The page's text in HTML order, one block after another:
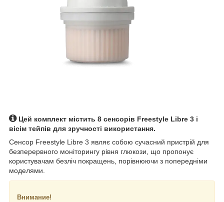
Цей комплект містить 8 сенсорів Freestyle Libre 3 і
вісім тейпів для зручності використання.
Сенсор Freestyle Libre 3 являє собою сучасний пристрій для
безперервного моніторингу рівня глюкози, що пропонує
користувачам безліч покращень, порівнюючи з попередніми
моделями.
Внимание!